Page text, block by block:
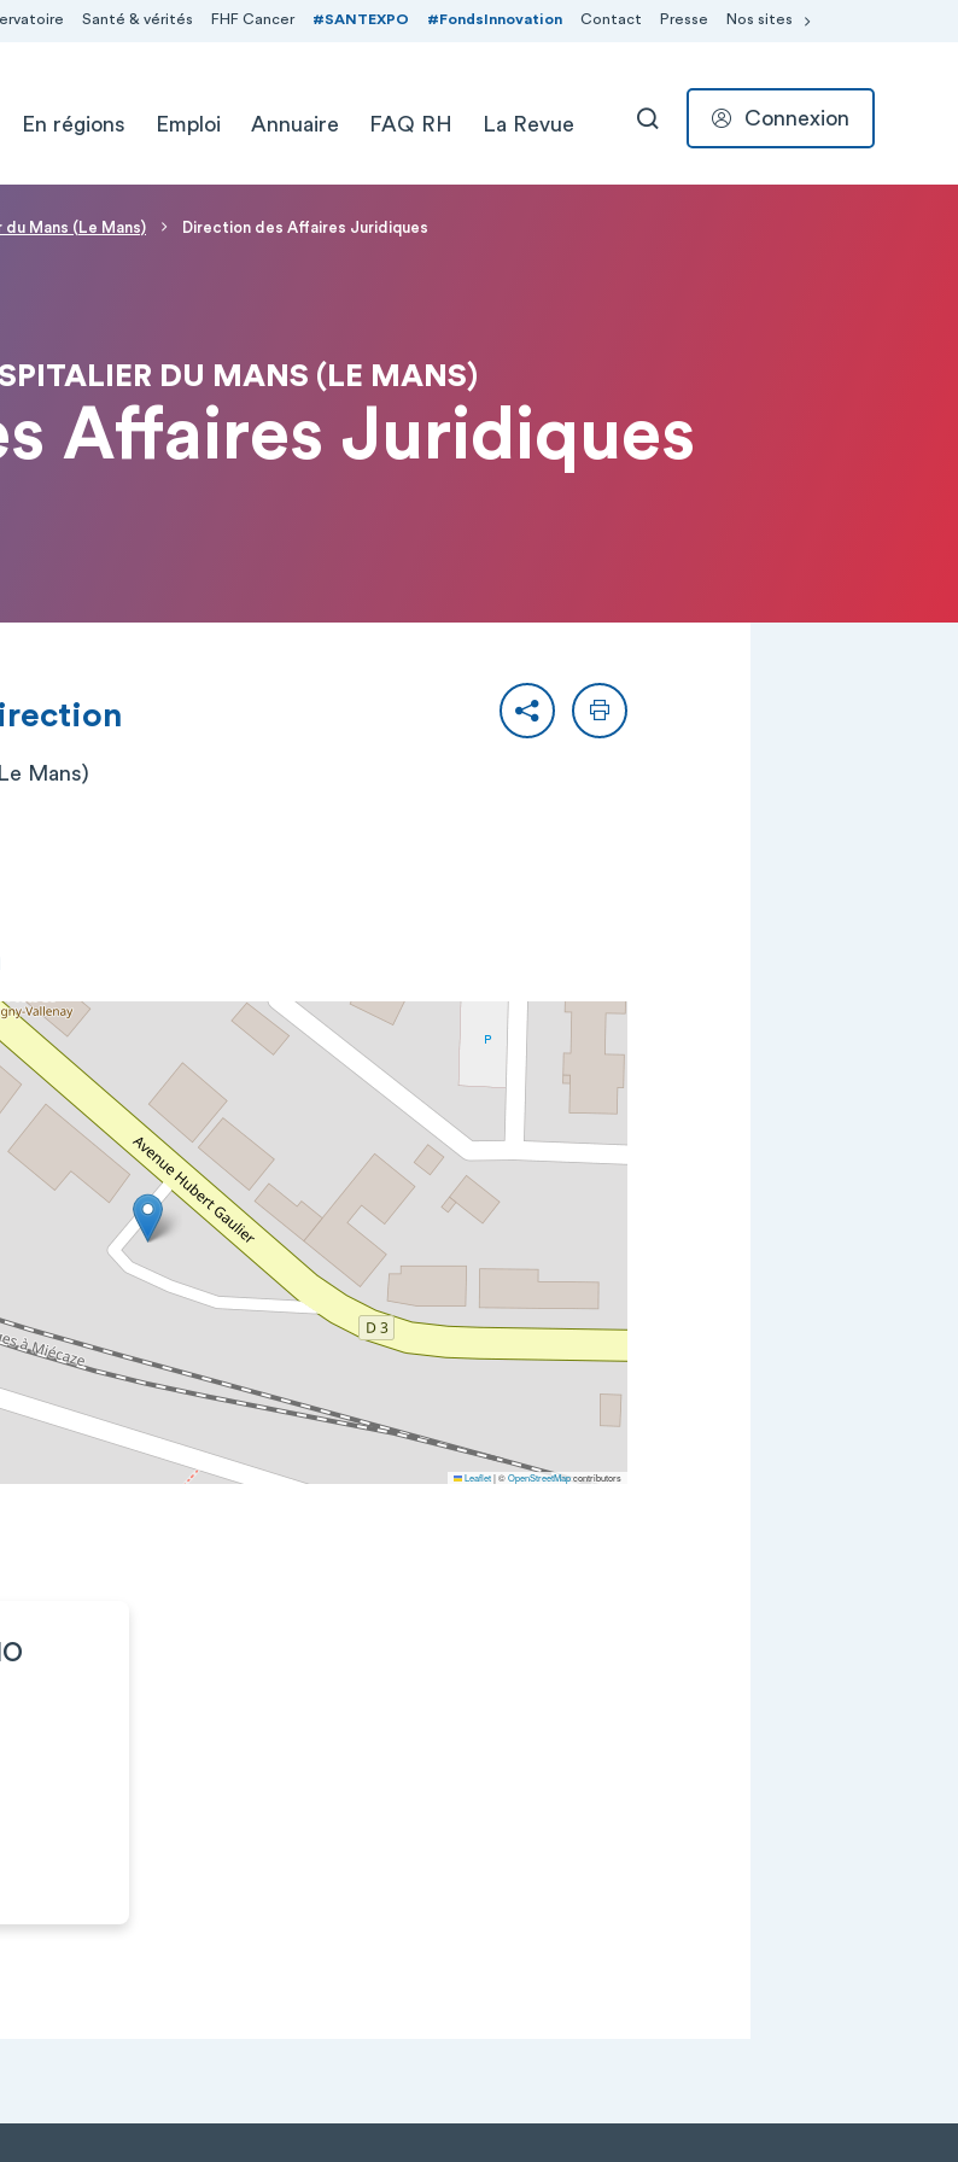
Santé & vérités FHF Cancer #SANTEXPO #FondsInnovation Contact Presse Nos sites
En régions Emploi Annuaire FAQ RH La Revue RECHERCHER
Connexion
Mans (Le Mans) Direction des Affaires Juridiques
DU MANS (LE MANS)
Affaires Juridiques
PartagerImprimer
Mans)
Leaflet|©OpenStreetMapcontributors